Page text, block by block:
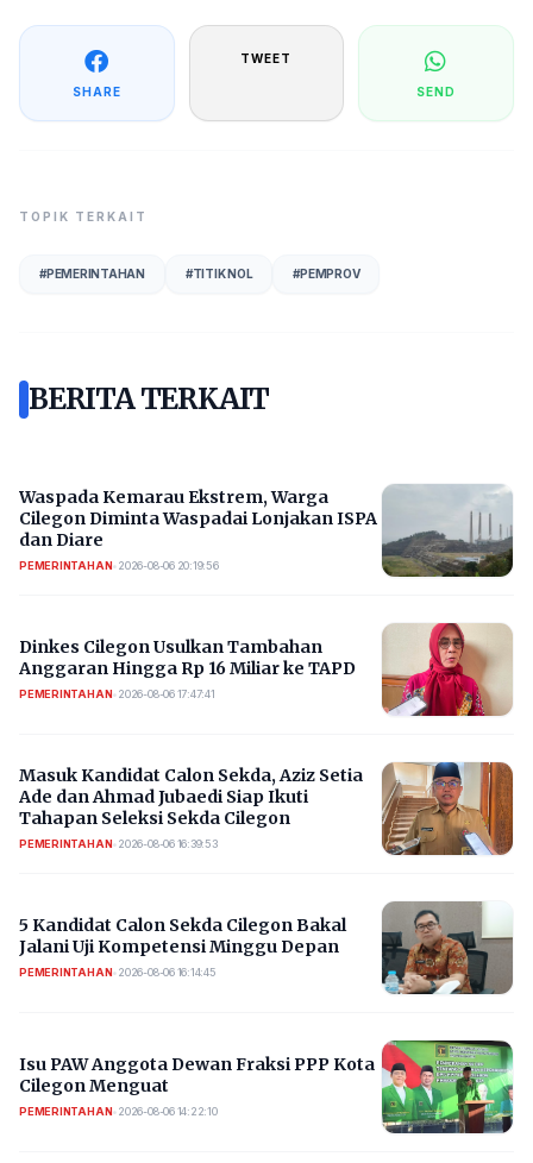
SHARE
TWEET
SEND
TOPIK TERKAIT
#PEMERINTAHAN #TITIK NOL #PEMPROV
BERITA TERKAIT
Waspada Kemarau Ekstrem, Warga
Cilegon Diminta Waspadai Lonjakan ISPA
dan Diare
PEMERINTAHAN• 2026-08-06 20:19:56
Dinkes Cilegon Usulkan Tambahan
Anggaran Hingga Rp 16 Miliar ke TAPD
PEMERINTAHAN• 2026-08-06 17:47:41
Masuk Kandidat Calon Sekda, Aziz Setia
Ade dan Ahmad Jubaedi Siap Ikuti
Tahapan Seleksi Sekda Cilegon
PEMERINTAHAN• 2026-08-06 16:39:53
5 Kandidat Calon Sekda Cilegon Bakal
Jalani Uji Kompetensi Minggu Depan
PEMERINTAHAN• 2026-08-06 16:14:45
Isu PAW Anggota Dewan Fraksi PPP Kota
Cilegon Menguat
PEMERINTAHAN• 2026-08-06 14:22:10